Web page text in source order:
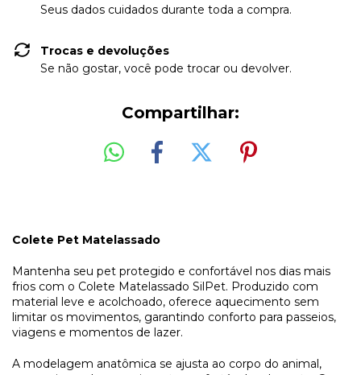
Seus dados cuidados durante toda a compra.
Trocas e devoluções
Se não gostar, você pode trocar ou devolver.
Compartilhar:
Colete Pet Matelassado
Mantenha seu pet protegido e confortável nos dias mais
frios com o Colete Matelassado SilPet. Produzido com
material leve e acolchoado, oferece aquecimento sem
limitar os movimentos, garantindo conforto para passeios,
viagens e momentos de lazer.
A modelagem anatômica se ajusta ao corpo do animal,